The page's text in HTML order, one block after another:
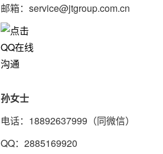
邮箱：service@jtgroup.com.cn
孙女士
电话：18892637999（同微信）
QQ：2885169920